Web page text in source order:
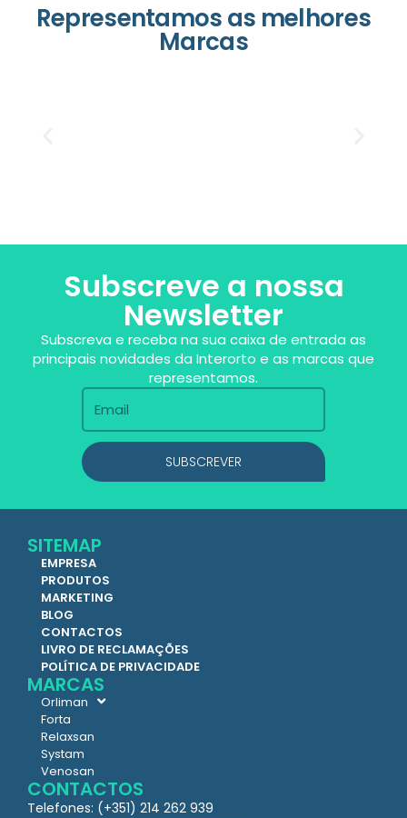
Representamos as melhores
Marcas
Subscreve a nossa
Newsletter
Subscreva e receba na sua caixa de entrada as
principais novidades da Interorto e as marcas que
representamos.
SUBSCREVER
SITEMAP
EMPRESA
PRODUTOS
MARKETING
BLOG
CONTACTOS
LIVRO DE RECLAMAÇÕES
POLÍTICA DE PRIVACIDADE
MARCAS
Orliman
Forta
Relaxsan
Systam
Venosan
CONTACTOS
Telefones: (+351) 214 262 939